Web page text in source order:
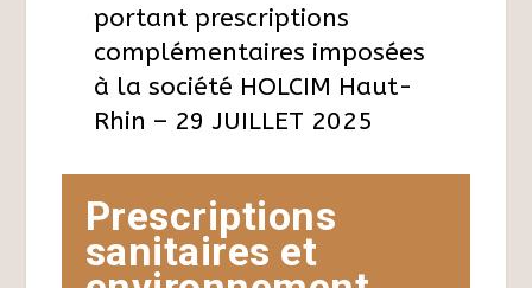
portant prescriptions
complémentaires imposées
à la société HOLCIM Haut-
Rhin – 29 JUILLET 2025
Prescriptions
sanitaires et